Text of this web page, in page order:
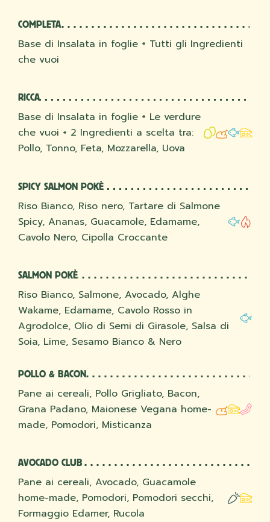
COMPLETA
Base di Insalata in foglie + Tutti gli Ingredienti
che vuoi
RICCA
Base di Insalata in foglie + Le verdure
che vuoi + 2 Ingredienti a scelta tra:
Pollo, Tonno, Feta, Mozzarella, Uova
SPICY SALMON POKÈ
Riso Bianco, Riso nero, Tartare di Salmone
Spicy, Ananas, Guacamole, Edamame,
Cavolo Nero, Cipolla Croccante
SALMON POKÈ
Riso Bianco, Salmone, Avocado, Alghe
Wakame, Edamame, Cavolo Rosso in
Agrodolce, Olio di Semi di Girasole, Salsa di
Soia, Lime, Sesamo Bianco & Nero
POLLO & BACON
Pane ai cereali, Pollo Grigliato, Bacon,
Grana Padano, Maionese Vegana home-
made, Pomodori, Misticanza
AVOCADO CLUB
Pane ai cereali, Avocado, Guacamole
home-made, Pomodori, Pomodori secchi,
Formaggio Edamer, Rucola